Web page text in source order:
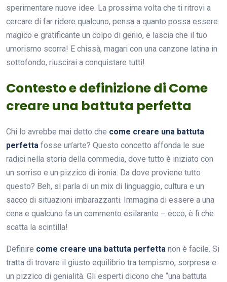
sperimentare nuove idee. La prossima volta che ti ritrovi a
cercare di far ridere qualcuno, pensa a quanto possa essere
magico e gratificante un colpo di genio, e lascia che il tuo
umorismo scorra! E chissà, magari con una canzone latina in
sottofondo, riuscirai a conquistare tutti!
Contesto e definizione di Come
creare una battuta perfetta
Chi lo avrebbe mai detto che come creare una battuta
perfetta fosse un’arte? Questo concetto affonda le sue
radici nella storia della commedia, dove tutto è iniziato con
un sorriso e un pizzico di ironia. Da dove proviene tutto
questo? Beh, si parla di un mix di linguaggio, cultura e un
sacco di situazioni imbarazzanti. Immagina di essere a una
cena e qualcuno fa un commento esilarante – ecco, è lì che
scatta la scintilla!
Definire come creare una battuta perfetta non è facile. Si
tratta di trovare il giusto equilibrio tra tempismo, sorpresa e
un pizzico di genialità. Gli esperti dicono che “una battuta